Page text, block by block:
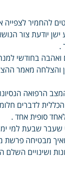
להחמיר לצפייה
ישן יודעת צור
.
בחודשי
והצלחה מאמר
הרפואה
לדברים
סופית אחד .
שעבר שבעת למי
מבטיחה פרשת
ושינויים